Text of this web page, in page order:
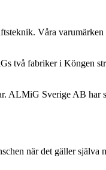
Våra varumärken
två fabriker i Köngen
ALMiG Sverige AB har
när det gäller själva